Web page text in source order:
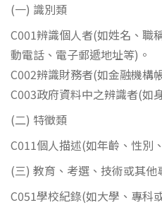
(一) 識別類
C001辨識個人者(如姓名、職
動電話、電子郵遞地址等)。
C002辨識財務者(如金融機構
C003政府資料中之辨識者(如
(二) 特徵類
C011個人描述(如年齡、性別
(三) 教育、考選、技術或其他
C051學校紀錄(如大學、專科